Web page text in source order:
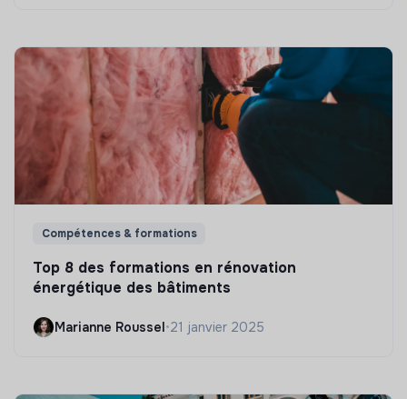
Compétences & formations
Top 8 des formations en rénovation
énergétique des bâtiments
Marianne Roussel•21 janvier 2025